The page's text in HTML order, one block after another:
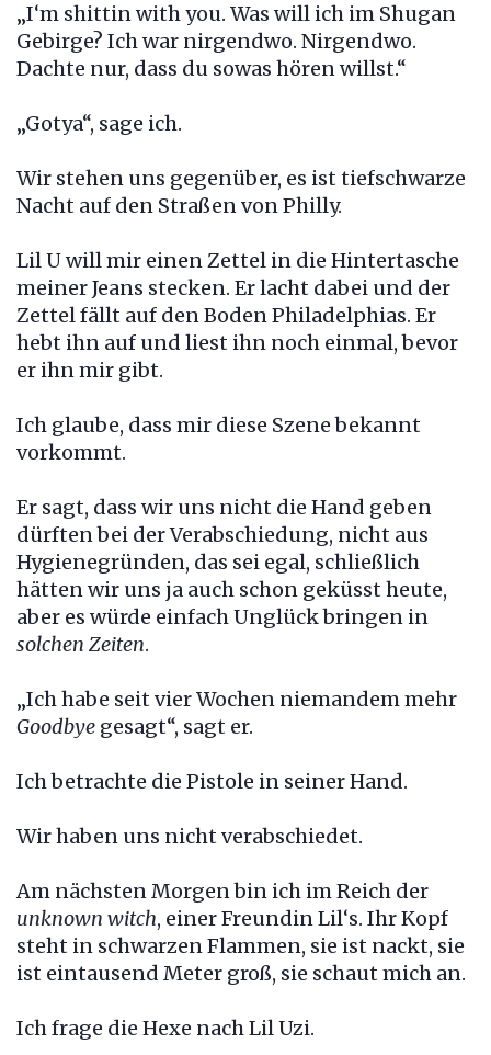
„I‘m shittin with you. Was will ich im Shugan
Gebirge? Ich war nirgendwo. Nirgendwo.
Dachte nur, dass du sowas hören willst.“
„Gotya“, sage ich.
Wir stehen uns gegenüber, es ist tiefschwarze
Nacht auf den Straßen von Philly.
Lil U will mir einen Zettel in die Hintertasche
meiner Jeans stecken. Er lacht dabei und der
Zettel fällt auf den Boden Philadelphias. Er
hebt ihn auf und liest ihn noch einmal, bevor
er ihn mir gibt.
Ich glaube, dass mir diese Szene bekannt
vorkommt.
Er sagt, dass wir uns nicht die Hand geben
dürften bei der Verabschiedung, nicht aus
Hygienegründen, das sei egal, schließlich
hätten wir uns ja auch schon geküsst heute,
aber es würde einfach Unglück bringen in
solchen Zeiten.
„Ich habe seit vier Wochen niemandem mehr
Goodbye gesagt“, sagt er.
Ich betrachte die Pistole in seiner Hand.
Wir haben uns nicht verabschiedet.
Am nächsten Morgen bin ich im Reich der
unknown witch, einer Freundin Lil‘s. Ihr Kopf
steht in schwarzen Flammen, sie ist nackt, sie
ist eintausend Meter groß, sie schaut mich an.
Ich frage die Hexe nach Lil Uzi.